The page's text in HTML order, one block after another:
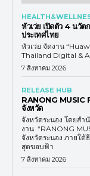
หัวเว่ย เปิดตัว 4 นวัต
ประเทศไทย
หัวเว่ย จัดงาน
Thailand Digital &
7 สิงหาคม 2026
RELEASE HUB
RANONG MUSIC
จังหวัด
จังหวัดระนอง โดยสำ
งาน “RANONG
จังหวัดระนอง ภายใต้
สุดขอบฟ้า
7 สิงหาคม 2026